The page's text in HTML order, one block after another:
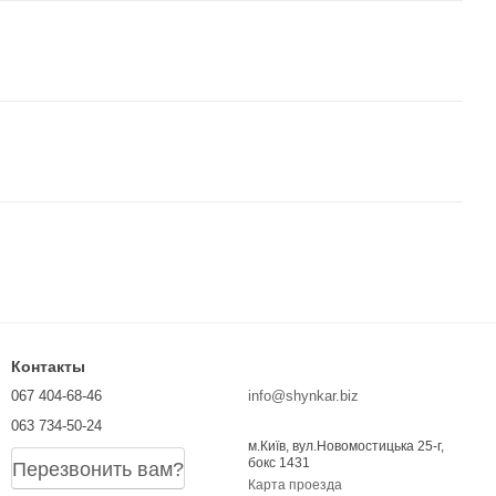
Контакты
067 404-68-46
063 734-50-24
Перезвонить вам?
info@shynkar.biz
м.Київ, вул.Новомостицька 25-г,
бокс 1431
Карта проезда